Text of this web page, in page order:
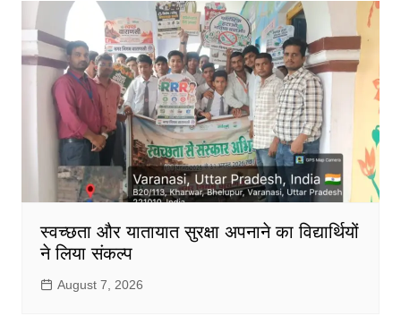
स्वच्छता और यातायात सुरक्षा अपनाने का विद्यार्थियों
ने लिया संकल्प
August 7, 2026